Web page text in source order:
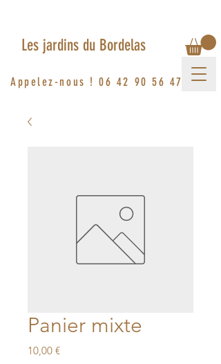
Les jardins du Bordelas
Appelez-nous !06 42 90 56 47
Panier mixte
10,00 €Prix